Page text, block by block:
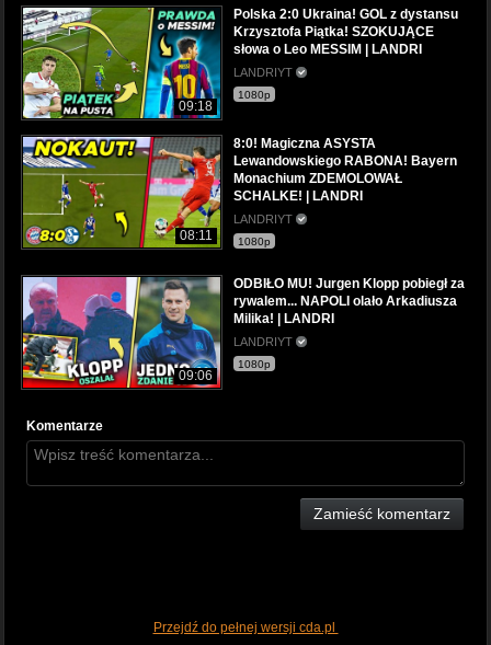
09:18
Polska 2:0 Ukraina! GOL z dystansu
Krzysztofa Piątka! SZOKUJĄCE
słowa o Leo MESSIM | LANDRI
LANDRIYT
1080p
08:11
8:0! Magiczna ASYSTA
Lewandowskiego RABONA! Bayern
Monachium ZDEMOLOWAŁ
SCHALKE! | LANDRI
LANDRIYT
1080p
09:06
ODBIŁO MU! Jurgen Klopp pobiegł za
rywalem... NAPOLI olało Arkadiusza
Milika! | LANDRI
LANDRIYT
1080p
Komentarze
Zamieść komentarz
Przejdź do pełnej wersji cda.pl